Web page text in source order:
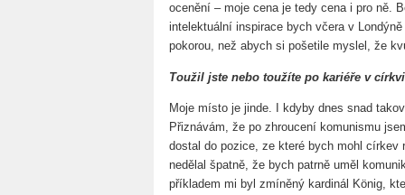
ocenění – moje cena je tedy cena i pro ně.
intelektuální inspirace bych včera v
pokorou, než abych si pošetile myslel, že
Toužil jste nebo toužíte po kariéře v
Moje místo je jinde. I kdyby dnes snad
Přiznávám, že po zhroucení komunismu
dostal do pozice, ze které bych mohl církev
nedělal špatně, že bych patrně uměl
příkladem mi byl zmíněný kardinál König,